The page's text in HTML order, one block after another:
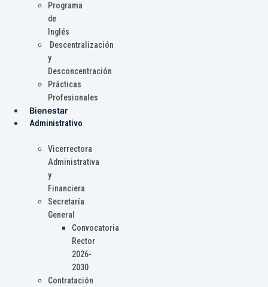
Programa
de
Inglés
Descentralización
y
Desconcentración
Prácticas
Profesionales
Bienestar
Administrativo
Vicerrectora
Administrativa
y
Financiera
Secretaría
General
Convocatoria
Rector
2026-
2030
Contratación